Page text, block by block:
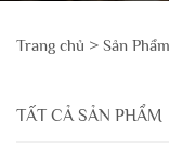
Trang chủ > Sản Phẩm
TẤT CẢ SẢN PHẨM